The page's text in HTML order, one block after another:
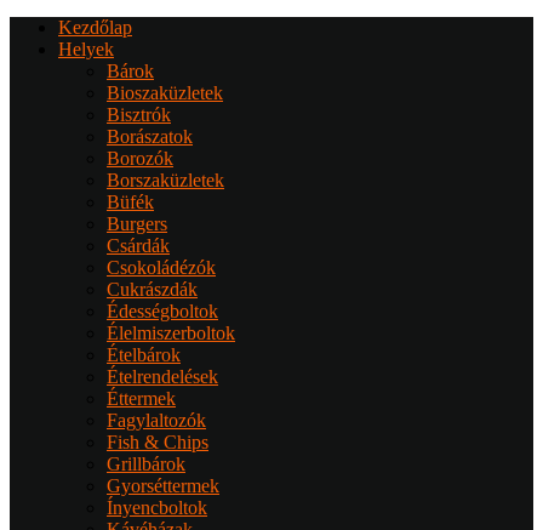
Kezdőlap
Helyek
Bárok
Bioszaküzletek
Bisztrók
Borászatok
Borozók
Borszaküzletek
Büfék
Burgers
Csárdák
Csokoládézók
Cukrászdák
Édességboltok
Élelmiszerboltok
Ételbárok
Ételrendelések
Éttermek
Fagylaltozók
Fish & Chips
Grillbárok
Gyorséttermek
Ínyencboltok